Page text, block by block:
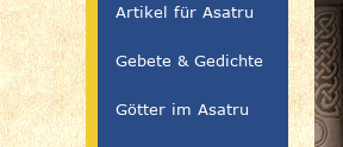
Artikel für Asatru
Gebete & Gedichte
Götter im Asatru